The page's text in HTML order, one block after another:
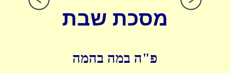
מסכת שבת
פ"ה במה בהמה